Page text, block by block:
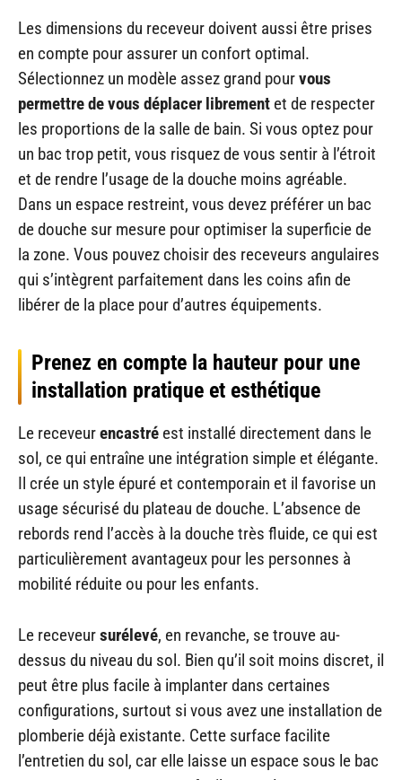
Les dimensions du receveur doivent aussi être prises
en compte pour assurer un confort optimal.
Sélectionnez un modèle assez grand pourvous
permettre de vous déplacer librement et de respecter
les proportions de la salle de bain. Si vous optez pour
un bac trop petit, vous risquez de vous sentir à l’étroit
et de rendre l’usage de la douche moins agréable.
Dans un espace restreint, vous devez préférer un bac
de douche sur mesure pour optimiser la superficie de
la zone. Vous pouvez choisir des receveurs angulaires
qui s’intègrent parfaitement dans les coins afin de
libérer de la place pour d’autres équipements.
Prenez en compte la hauteur pour une
installation pratique et esthétique
Le receveurencastré est installé directement dans le
sol, ce qui entraîne une intégration simple et élégante.
Il crée un style épuré et contemporain et il favorise un
usage sécurisé du plateau de douche. L’absence de
rebords rend l’accès à la douche très fluide, ce qui est
particulièrement avantageux pour les personnes à
mobilité réduite ou pour les enfants.
Le receveursurélevé, en revanche, se trouve au-
dessus du niveau du sol. Bien qu’il soit moins discret, il
peut être plus facile à implanter dans certaines
configurations, surtout si vous avez une installation de
plomberie déjà existante. Cette surface facilite
l’entretien du sol, car elle laisse un espace sous le bac